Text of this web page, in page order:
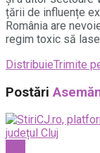
țării de influențe
România are
regim toxic să
DistribuieTrimite
Postări